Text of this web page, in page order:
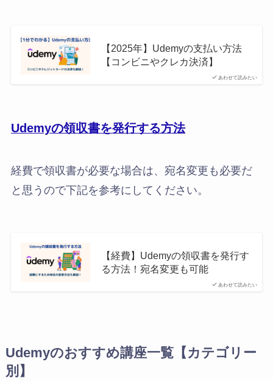
あわせて読みたい
【2025年】Udemyの支払い方法
【コンビニやクレカ決済】
Udemyの領収書を発行する方法
経費で領収書が必要な場合は、宛名変更も必要だ
と思うので下記を参考にしてください。
あわせて読みたい
【経費】Udemyの領収書を発行す
る方法！宛名変更も可能
Udemyのおすすめ講座一覧【カテゴリー
別】